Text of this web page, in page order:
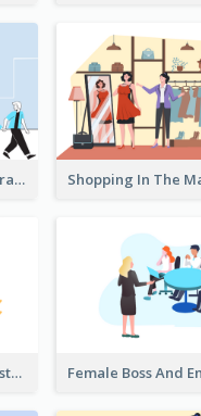
Shopping together Illustration
Password protection Illustration